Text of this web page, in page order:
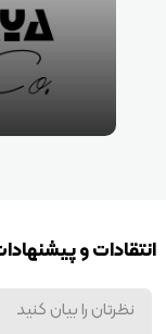
انتقادات و